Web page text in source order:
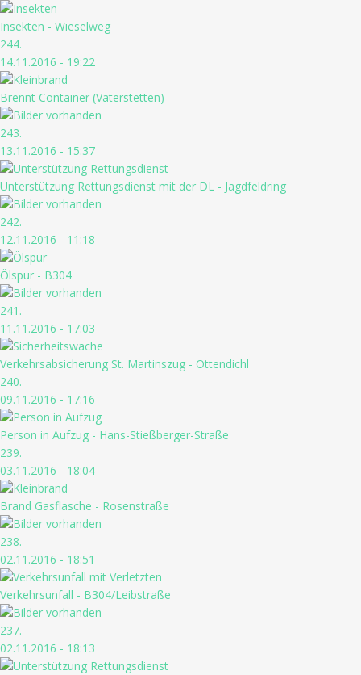
Insekten - Wieselweg
244.
14.11.2016 - 19:22
Brennt Container (Vaterstetten)
243.
13.11.2016 - 15:37
Unterstützung Rettungsdienst mit der DL - Jagdfeldring
242.
12.11.2016 - 11:18
Ölspur - B304
241.
11.11.2016 - 17:03
Verkehrsabsicherung St. Martinszug - Ottendichl
240.
09.11.2016 - 17:16
Person in Aufzug - Hans-Stießberger-Straße
239.
03.11.2016 - 18:04
Brand Gasflasche - Rosenstraße
238.
02.11.2016 - 18:51
Verkehrsunfall - B304/Leibstraße
237.
02.11.2016 - 18:13